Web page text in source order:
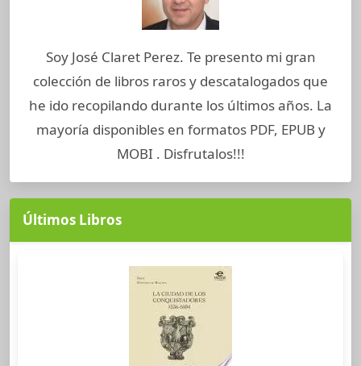
Soy José Claret Perez. Te presento mi gran
colección de libros raros y descatalogados que
he ido recopilando durante los últimos años. La
mayoría disponibles en formatos PDF, EPUB y
MOBI . Disfrutalos!!!
Últimos Libros